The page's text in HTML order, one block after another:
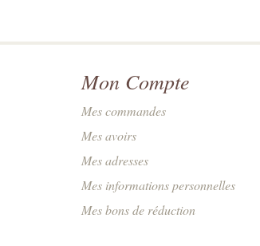
Mon Compte
Mes commandes
Mes avoirs
Mes adresses
Mes informations personnelles
Mes bons de réduction